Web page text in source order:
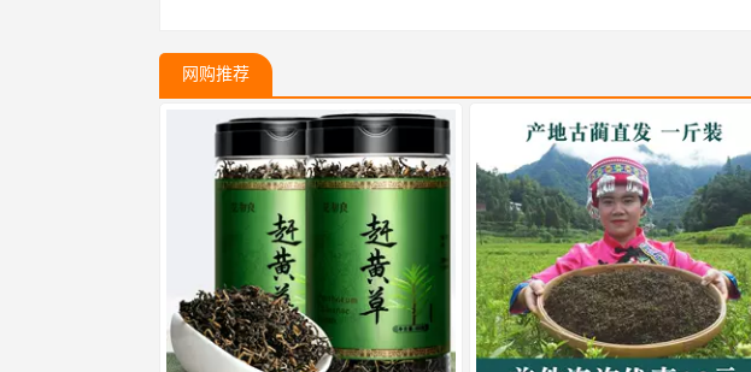
网购推荐